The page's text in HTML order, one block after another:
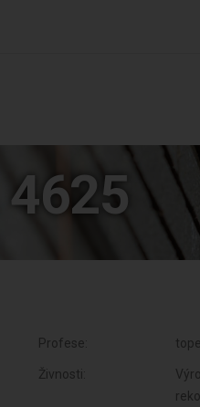
4625
Profese:
Živnosti: